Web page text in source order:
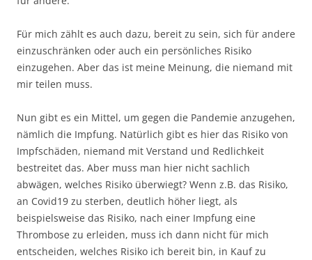
Für mich zählt es auch dazu, bereit zu sein, sich für andere
einzuschränken oder auch ein persönliches Risiko
einzugehen. Aber das ist meine Meinung, die niemand mit
mir teilen muss.
Nun gibt es ein Mittel, um gegen die Pandemie anzugehen,
nämlich die Impfung. Natürlich gibt es hier das Risiko von
Impfschäden, niemand mit Verstand und Redlichkeit
bestreitet das. Aber muss man hier nicht sachlich
abwägen, welches Risiko überwiegt? Wenn z.B. das Risiko,
an Covid19 zu sterben, deutlich höher liegt, als
beispielsweise das Risiko, nach einer Impfung eine
Thrombose zu erleiden, muss ich dann nicht für mich
entscheiden, welches Risiko ich bereit bin, in Kauf zu